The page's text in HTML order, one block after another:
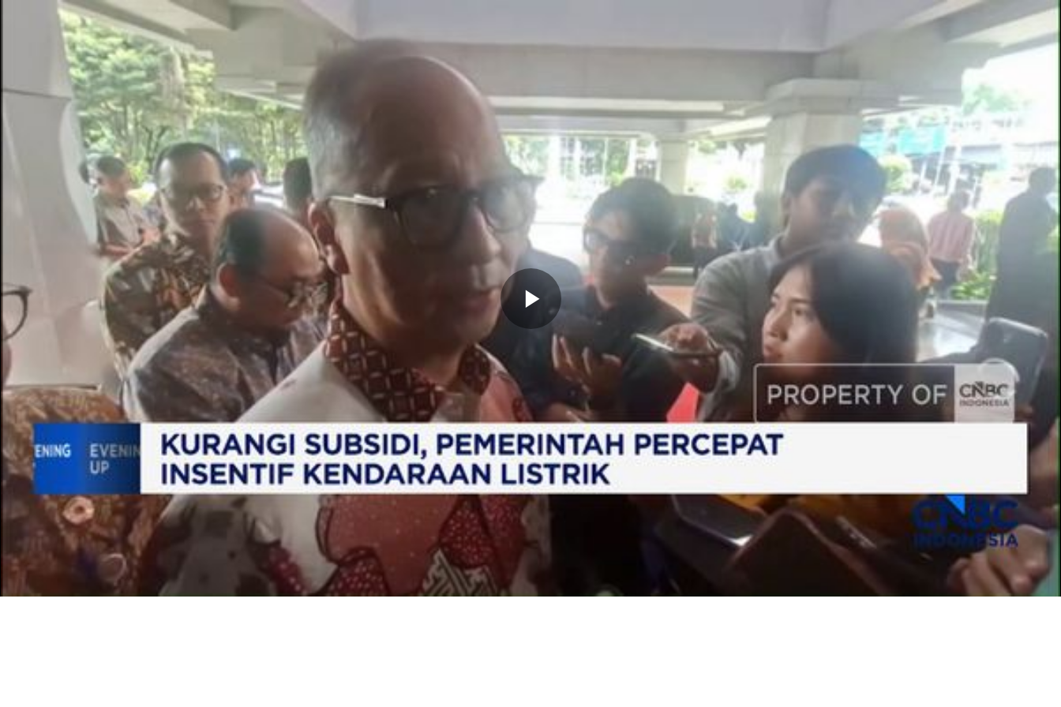
Memutarkan
Video